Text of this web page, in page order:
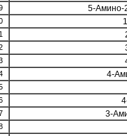
5-Амино-
4-
3-